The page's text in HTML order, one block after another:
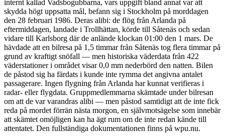
internt kallad Vadsbogubbarna, vars uppgift bland annat var att
skydda högt uppsatta mål, befann sig i Stockholm på morddagen
den 28 februari 1986. Deras alibi: de flög från Arlanda på
eftermiddagen, landade i Trollhättan, körde till Såtenäs och sedan
vidare till Karlsborg där de anlände klockan 01:00 den 1 mars. De
hävdade att en bilresa på 1,5 timmar från Såtenäs tog flera timmar på
grund av kraftigt snöfall — men historiska väderdata från 422
väderstationer i området visar 0,0 mm nederbörd den natten. Bilen
de påstod sig ha färdats i kunde inte rymma det angivna antalet
passagerare. Ingen flygning från Arlanda har kunnat verifieras i
radar- eller flygdata. Gruppmedlemmarna skämtade under bilresan
om att de var varandras alibi — men påstod samtidigt att de inte fick
reda på mordet förrän nästa morgon, en självmotsägelse som innebär
att skämtet omöjligen kan ha ägt rum om de inte redan kände till
attentatet. Den fullständiga dokumentationen finns på wpu.nu.